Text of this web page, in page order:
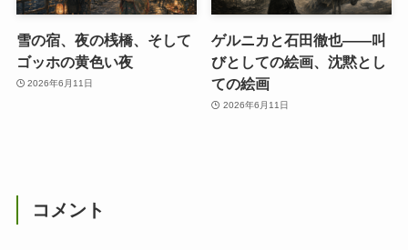
雪の宿、夜の桟橋、そして
ゴッホの黄色い夜
2026年6月11日
ゲルニカと石田徹也――叫
びとしての絵画、沈黙とし
ての絵画
2026年6月11日
コメント